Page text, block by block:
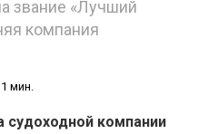
звание «Лучший
компания
мин.
судоходной компании